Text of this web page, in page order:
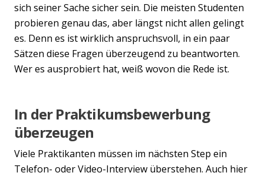
sich seiner Sache sicher sein. Die meisten Studenten
probieren genau das, aber längst nicht allen gelingt
es. Denn es ist wirklich anspruchsvoll, in ein paar
Sätzen diese Fragen überzeugend zu beantworten.
Wer es ausprobiert hat, weiß wovon die Rede ist.
In der Praktikumsbewerbung
überzeugen
Viele Praktikanten müssen im nächsten Step ein
Telefon- oder Video-Interview überstehen. Auch hier